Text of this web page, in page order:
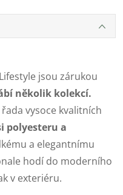
jsou zárukou
několik kolekcí.
vysoce kvalitních
polyesteru a
a elegantnímu
hodí do moderního
v exteriéru.